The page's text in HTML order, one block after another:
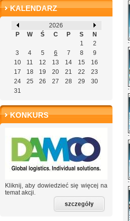
KALENDARZ
2026
P
W Ś C P S
N
1
2
3
4 5 6 7 8
9
10
11 12 13 14 15
16
17
18 19 20 21 22
23
24
25 26 27 28 29
30
31
KONKURS
Kliknij, aby dowiedzieć się więcej na
temat akcji.